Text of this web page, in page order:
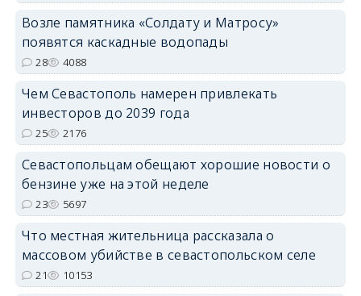
Возле памятника «Солдату и Матросу»
появятся каскадные водопады
28 4088
Чем Севастополь намерен привлекать
инвесторов до 2039 года
25 2176
Севастопольцам обещают хорошие новости о
бензине уже на этой неделе
23 5697
Что местная жительница рассказала о
массовом убийстве в севастопольском селе
21 10153